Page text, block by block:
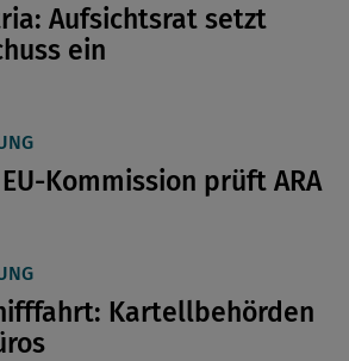
Aufsichtsrat setzt
ein
Kommission prüft ARA
Kartellbehörden